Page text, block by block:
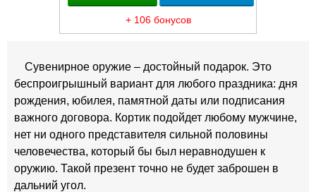
+ 106 бонусов
Сувенирное оружие – достойный подарок. Это
беспроигрышный вариант для любого праздника: дня
рождения, юбилея, памятной даты или подписания
важного договора. Кортик подойдет любому мужчине,
нет ни одного представителя сильной половины
человечества, который бы был неравнодушен к
оружию. Такой презент точно не будет заброшен в
дальний угол.